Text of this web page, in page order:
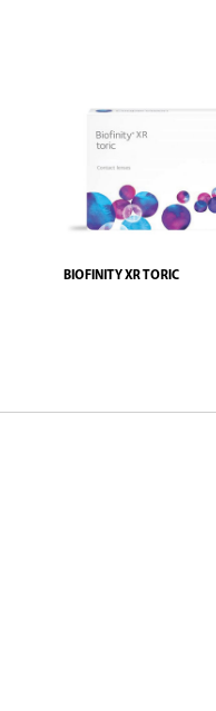
BIOFINITY XR TORIC